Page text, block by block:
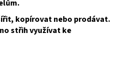
kopírovat nebo prodávat.
střih využívat ke